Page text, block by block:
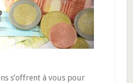
s’offrent à vous pour